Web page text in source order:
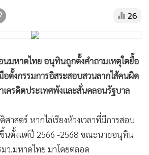
26
นมหาดไทย อนุทินถูกตั้งคำถามเหตุใดยื้อ
มือตั้งกรรมการอิสระสอบสวนลากไส้คนผิด
เครดิตประเทศพังและสั่นคลอนรัฐบาล
ศาสตร์ หากไล่เรียงห้วงเวลาที่มีการสอบ
นตั้งเเต่ปี 2566 -2568 ขณะนายอนุทิน
ว.มหาดไทย มาโดยตลอด